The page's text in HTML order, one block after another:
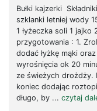
Bułki kajzerki
szklanki letniej wody
1 łyżeczka soli 1 jajko
przygotowania : 1.
dodać łyżkę mąki
wyrośnięcia ok 20
ze świeżych drożdży.
koniec dodając
długo, by ... czytaj